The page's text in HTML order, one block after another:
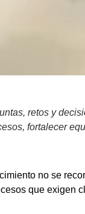
retos y
fortalecer
no se
que exigen